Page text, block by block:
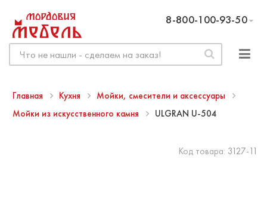
8-800-100-93-50
Главная Кухня
Мойки, смесители и аксессуары
Мойки из искусственного камня
ULGRAN U-504
Код товара: 3127-11